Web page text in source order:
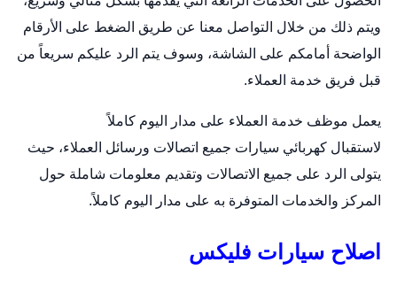
ويتم ذلك من خلال التواصل معنا عن طريق الضغط على الأرقام
الواضحة أمامكم على الشاشة، وسوف يتم الرد عليكم سريعاً من
قبل فريق خدمة العملاء.
يعمل موظف خدمة العملاء على مدار اليوم كاملاً
لاستقبال كهربائي سيارات جميع اتصالات ورسائل العملاء، حيث
يتولى الرد على جميع الاتصالات وتقديم معلومات شاملة حول
المركز والخدمات المتوفرة به على مدار اليوم كاملاً.
اصلاح سيارات فليكس